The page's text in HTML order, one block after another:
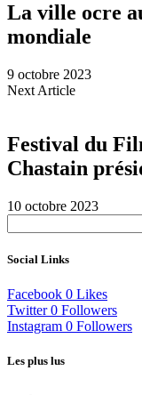
La ville ocre
mondiale
9 octobre 2023
Next Article
Festival du
Chastain
10 octobre 2023
Social Links
Facebook 0 Likes
Twitter 0 Followers
Instagram 0 Followers
Les plus lus